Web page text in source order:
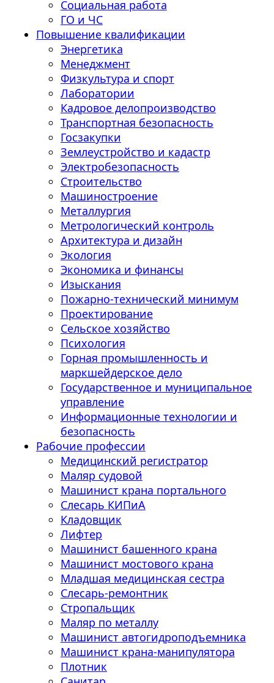
Социальная работа
ГО и ЧС
Повышение квалификации
Энергетика
Менеджмент
Физкультура и спорт
Лаборатории
Кадровое делопроизводство
Транспортная безопасность
Госзакупки
Землеустройство и кадастр
Электробезопасность
Строительство
Машиностроение
Металлургия
Метрологический контроль
Архитектура и дизайн
Экология
Экономика и финансы
Изыскания
Пожарно-технический минимум
Проектирование
Сельское хозяйство
Психология
Горная промышленность и
маркшейдерское дело
Государственное и муниципальное
управление
Информационные технологии и
безопасность
Рабочие профессии
Медицинский регистратор
Маляр судовой
Машинист крана портального
Слесарь КИПиА
Кладовщик
Лифтер
Машинист башенного крана
Машинист мостового крана
Младшая медицинская сестра
Слесарь-ремонтник
Стропальщик
Маляр по металлу
Машинист автогидроподъемника
Машинист крана-манипулятора
Плотник